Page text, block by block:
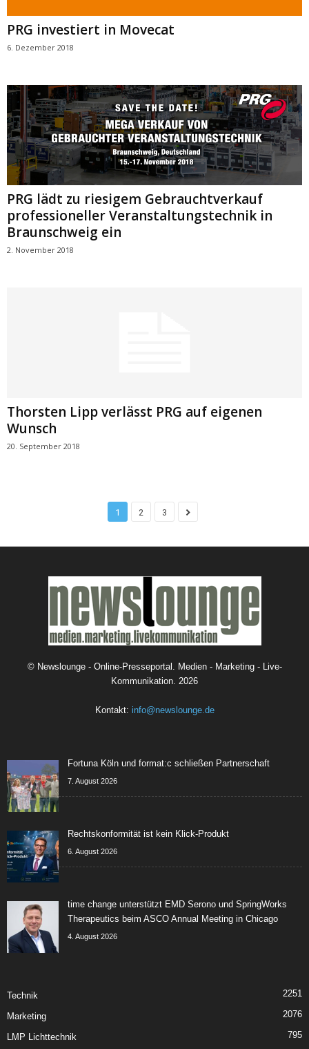
PRG investiert in Movecat
6. Dezember 2018
PRG lädt zu riesigem Gebrauchtverkauf
professioneller Veranstaltungstechnik in
Braunschweig ein
2. November 2018
Thorsten Lipp verlässt PRG auf eigenen
Wunsch
20. September 2018
1 2 3
© Newslounge - Online-Presseportal. Medien - Marketing - Live-
Kommunikation. 2026
Kontakt: info@newslounge.de
Fortuna Köln und format:c schließen Partnerschaft
7. August 2026
Rechtskonformität ist kein Klick-Produkt
6. August 2026
time change unterstützt EMD Serono und SpringWorks
Therapeutics beim ASCO Annual Meeting in Chicago
4. August 2026
Technik 2251
Marketing 2076
LMP Lichttechnik 795